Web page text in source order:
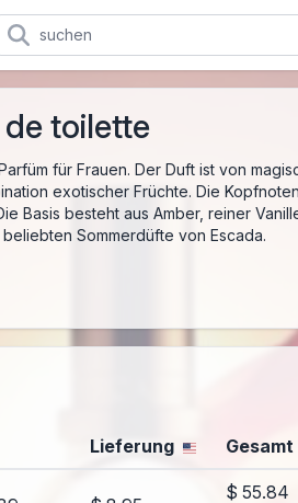
de toilette
für Frauen. Der Duft ist von
exotischer Früchte. Die
Basis besteht aus Amber, reiner
Sommerdüfte von Escada.
Lieferung Gesamt
$ 55.84